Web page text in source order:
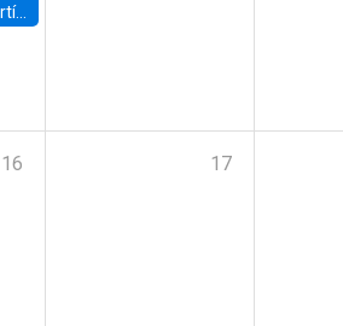
UC
16 17